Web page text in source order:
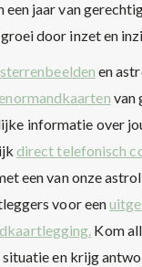
een jaar van
door inzet en
sterrenbeelden en
van
informatie over
direct telefonisch
een van onze
voor een
Kom
en krijg